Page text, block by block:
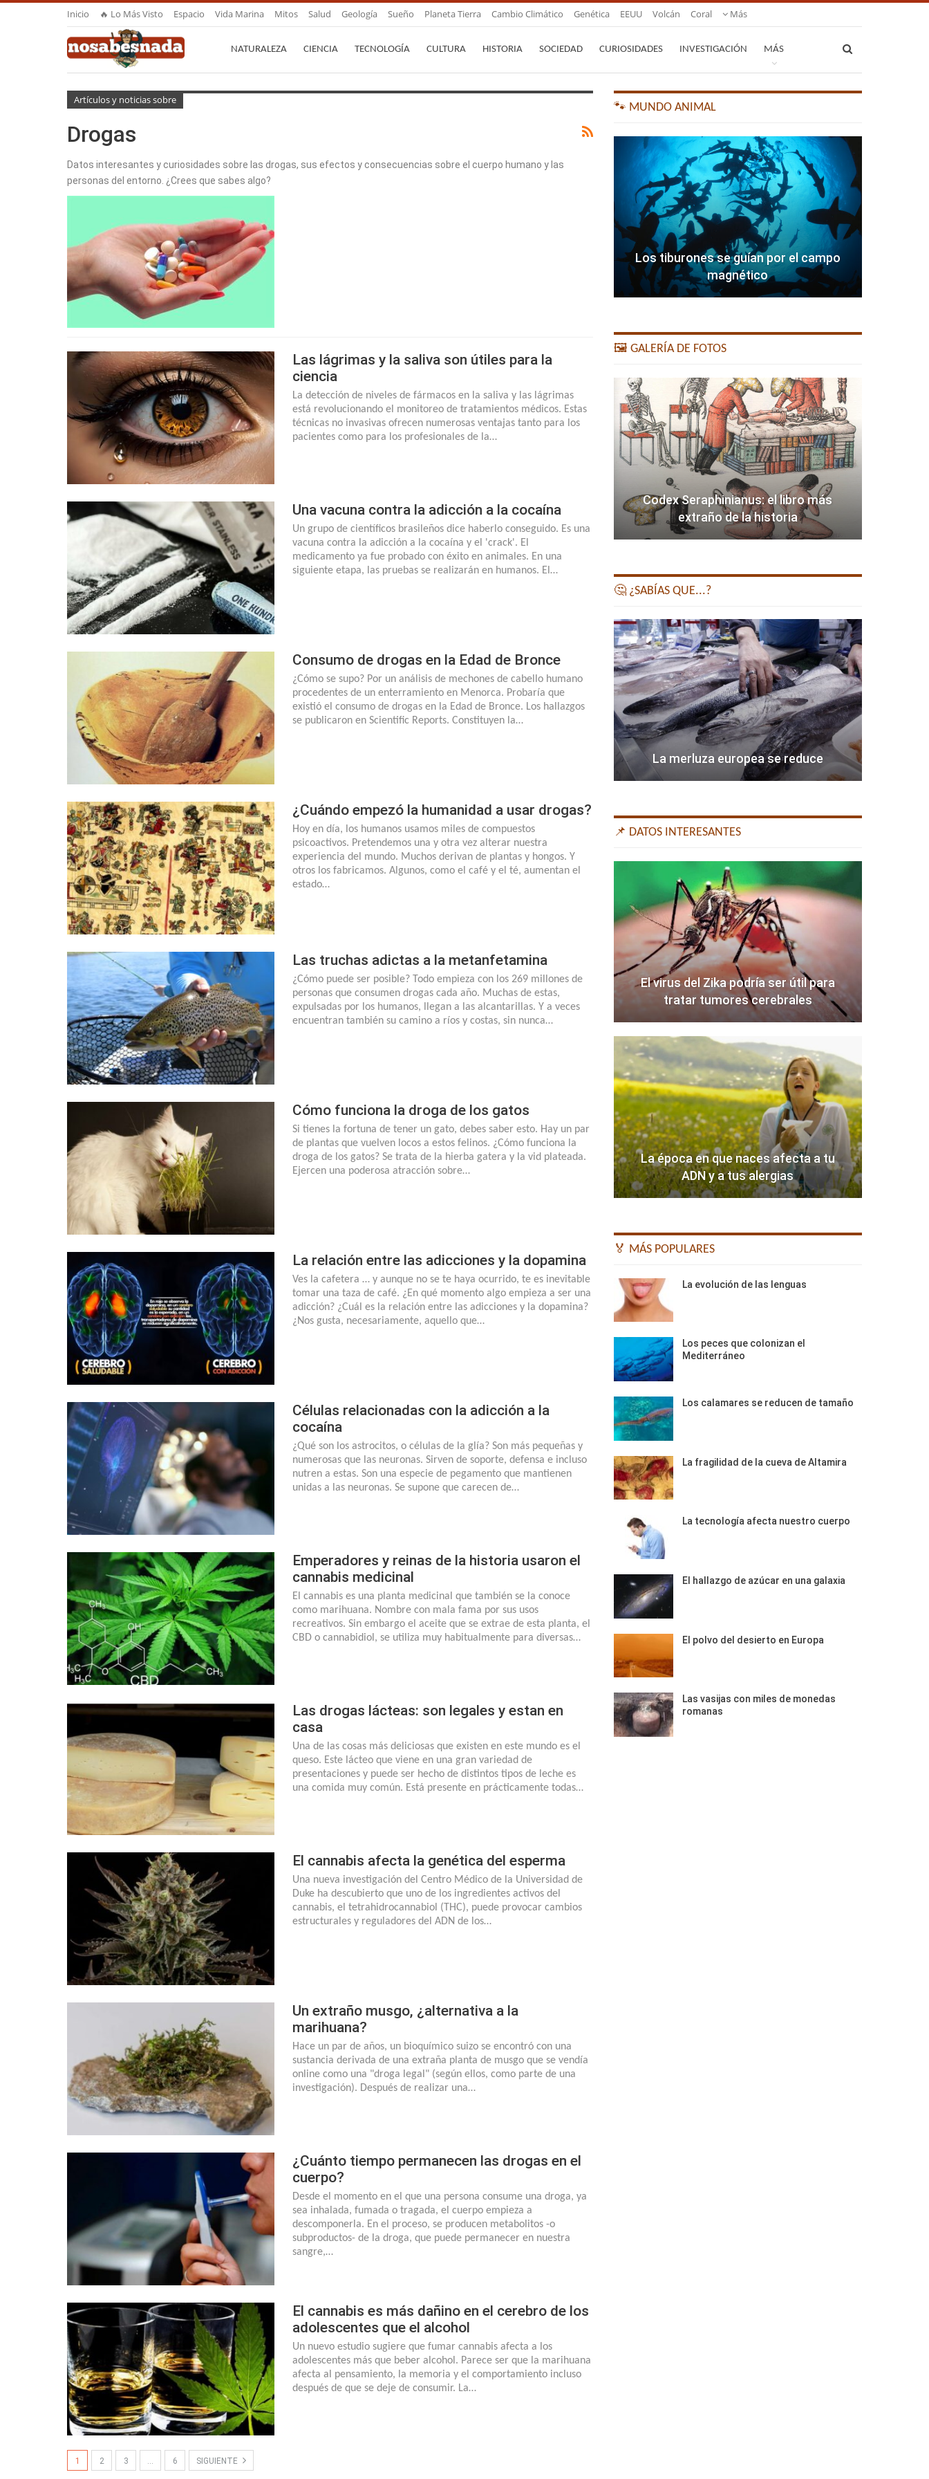
Inicio 🔥 Lo Más Visto Espacio Vida Marina Mitos Salud Geología Sueño Planeta Tierra Cambio Climático Genética EEUU Volcán Coral Más
NATURALEZA CIENCIA TECNOLOGÍA CULTURA HISTORIA SOCIEDAD CURIOSIDADES INVESTIGACIÓN MÁS
Artículos y noticias sobre
Drogas
Datos interesantes y curiosidades sobre las drogas, sus efectos y consecuencias sobre el cuerpo humano y las
personas del entorno. ¿Crees que sabes algo?
Las lágrimas y la saliva son útiles para la
ciencia
La detección de niveles de fármacos en la saliva y las lágrimas
está revolucionando el monitoreo de tratamientos médicos. Estas
técnicas no invasivas ofrecen numerosas ventajas tanto para los
pacientes como para los profesionales de la…
Una vacuna contra la adicción a la cocaína
Un grupo de científicos brasileños dice haberlo conseguido. Es una
vacuna contra la adicción a la cocaína y el 'crack'. El
medicamento ya fue probado con éxito en animales. En una
siguiente etapa, las pruebas se realizarán en humanos. El…
Consumo de drogas en la Edad de Bronce
¿Cómo se supo? Por un análisis de mechones de cabello humano
procedentes de un enterramiento en Menorca. Probaría que
existió el consumo de drogas en la Edad de Bronce. Los hallazgos
se publicaron en Scientific Reports. Constituyen la…
¿Cuándo empezó la humanidad a usar drogas?
Hoy en día, los humanos usamos miles de compuestos
psicoactivos. Pretendemos una y otra vez alterar nuestra
experiencia del mundo. Muchos derivan de plantas y hongos. Y
otros los fabricamos. Algunos, como el café y el té, aumentan el
estado…
Las truchas adictas a la metanfetamina
¿Cómo puede ser posible? Todo empieza con los 269 millones de
personas que consumen drogas cada año. Muchas de estas,
expulsadas por los humanos, llegan a las alcantarillas. Y a veces
encuentran también su camino a ríos y costas, sin nunca…
Cómo funciona la droga de los gatos
Si tienes la fortuna de tener un gato, debes saber esto. Hay un par
de plantas que vuelven locos a estos felinos. ¿Cómo funciona la
droga de los gatos? Se trata de la hierba gatera y la vid plateada.
Ejercen una poderosa atracción sobre…
La relación entre las adicciones y la dopamina
Ves la cafetera … y aunque no se te haya ocurrido, te es inevitable
tomar una taza de café. ¿En qué momento algo empieza a ser una
adicción? ¿Cuál es la relación entre las adicciones y la dopamina?
¿Nos gusta, necesariamente, aquello que…
Células relacionadas con la adicción a la
cocaína
¿Qué son los astrocitos, o células de la glía? Son más pequeñas y
numerosas que las neuronas. Sirven de soporte, defensa e incluso
nutren a estas. Son una especie de pegamento que mantienen
unidas a las neuronas. Se supone que carecen de…
Emperadores y reinas de la historia usaron el
cannabis medicinal
El cannabis es una planta medicinal que también se la conoce
como marihuana. Nombre con mala fama por sus usos
recreativos. Sin embargo el aceite que se extrae de esta planta, el
CBD o cannabidiol, se utiliza muy habitualmente para diversas…
Las drogas lácteas: son legales y estan en
casa
Una de las cosas más deliciosas que existen en este mundo es el
queso. Este lácteo que viene en una gran variedad de
presentaciones y puede ser hecho de distintos tipos de leche es
una comida muy común. Está presente en prácticamente todas…
El cannabis afecta la genética del esperma
Una nueva investigación del Centro Médico de la Universidad de
Duke ha descubierto que uno de los ingredientes activos del
cannabis, el tetrahidrocannabiol (THC), puede provocar cambios
estructurales y reguladores del ADN de los…
Un extraño musgo, ¿alternativa a la
marihuana?
Hace un par de años, un bioquímico suizo se encontró con una
sustancia derivada de una extraña planta de musgo que se vendía
online como una "droga legal" (según ellos, como parte de una
investigación). Después de realizar una…
¿Cuánto tiempo permanecen las drogas en el
cuerpo?
Desde el momento en el que una persona consume una droga, ya
sea inhalada, fumada o tragada, el cuerpo empieza a
descomponerla. En el proceso, se producen metabolitos -o
subproductos- de la droga, que puede permanecer en nuestra
sangre,…
El cannabis es más dañino en el cerebro de los
adolescentes que el alcohol
Un nuevo estudio sugiere que fumar cannabis afecta a los
adolescentes más que beber alcohol. Parece ser que la marihuana
afecta al pensamiento, la memoria y el comportamiento incluso
después de que se deje de consumir. La…
1 2 3 6 SIGUIENTE
🐾 MUNDO ANIMAL
Los tiburones se guían por el campo
magnético
🖼️ GALERÍA DE FOTOS
Codex Seraphinianus: el libro más
extraño de la historia
🤔 ¿SABÍAS QUE...?
La merluza europea se reduce
📌 DATOS INTERESANTES
El virus del Zika podría ser útil para
tratar tumores cerebrales
La época en que naces afecta a tu
ADN y a tus alergias
🏅 MÁS POPULARES
La evolución de las lenguas
Los peces que colonizan el
Mediterráneo
Los calamares se reducen de tamaño
La fragilidad de la cueva de Altamira
La tecnología afecta nuestro cuerpo
El hallazgo de azúcar en una galaxia
El polvo del desierto en Europa
Las vasijas con miles de monedas
romanas